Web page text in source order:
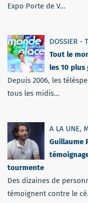
Expo Porte de V...
DOSSIER -
Tout le
les 10 plus
Depuis 2006, les
tous les midis...
A LA UNE,
Guillaume
tourmente
Des dizaines de
témoignent contre le